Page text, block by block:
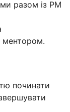
разом із PM
ментором.
починати